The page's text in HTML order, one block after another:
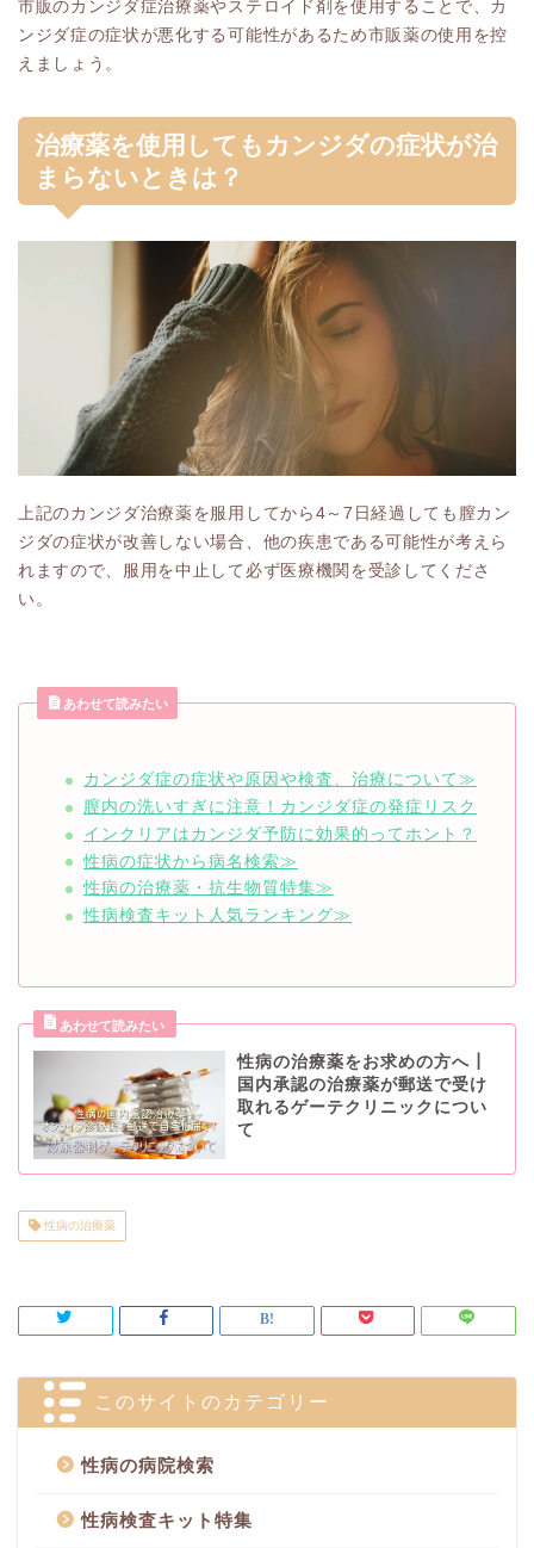
市販のカンジダ症治療薬やステロイド剤を使用することで、カ
ンジダ症の症状が悪化する可能性があるため市販薬の使用を控
えましょう。
治療薬を使用してもカンジダの症状が治
まらないときは？
上記のカンジダ治療薬を服用してから4～7日経過しても膣カン
ジダの症状が改善しない場合、他の疾患である可能性が考えら
れますので、服用を中止して必ず医療機関を受診してくださ
い。
あわせて読みたい
カンジダ症の症状や原因や検査、治療について≫
膣内の洗いすぎに注意！カンジダ症の発症リスク
インクリアはカンジダ予防に効果的ってホント？
性病の症状から病名検索≫
性病の治療薬・抗生物質特集≫
性病検査キット人気ランキング≫
性病の治療薬をお求めの方へ┃
国内承認の治療薬が郵送で受け
取れるゲーテクリニックについ
て
性病の治療薬
このサイトのカテゴリー
性病の病院検索
性病検査キット特集